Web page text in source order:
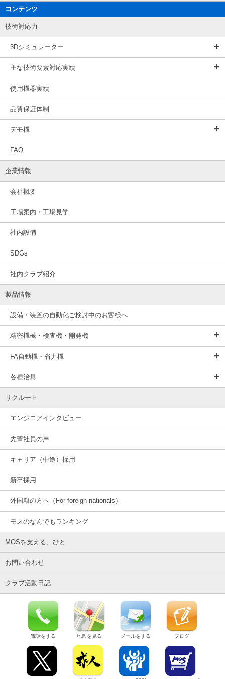
コンテンツ
技術対応力
3Dシミュレーター
主な技術要素対応実績
使用機器実績
品質保証体制
デモ機
FAQ
企業情報
会社概要
工場案内・工場見学
社内設備
SDGs
社内クラブ紹介
製品情報
設備・装置の自動化ご検討中のお客様へ
精密機械・検査機・開発機
FA自動機・省力機
各種治具
リクルート
エンジニアインタビュー
先輩社員の声
キャリア（中途）採用
新卒採用
外国籍の方へ（For foreign nationals）
モスのなんでもランキング
MOSを支える、ひと
お問い合わせ
クラブ活動日記
電話をする 地図を見る メールをする ブログ